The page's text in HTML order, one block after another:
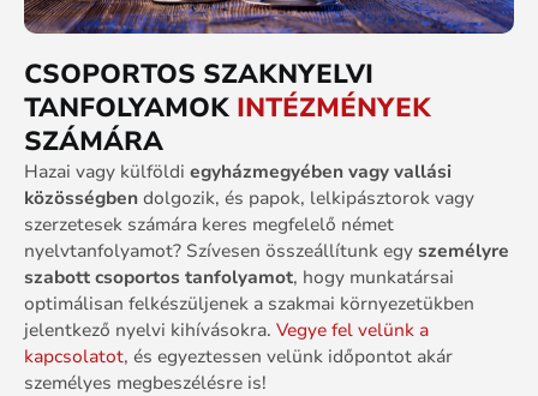
CSOPORTOS SZAKNYELVI
TANFOLYAMOK INTÉZMÉNYEK
SZÁMÁRA
Hazai vagy külföldi egyházmegyében vagy vallási
közösségben dolgozik, és papok, lelkipásztorok vagy
szerzetesek számára keres megfelelő német
nyelvtanfolyamot? Szívesen összeállítunk egy személyre
szabott csoportos tanfolyamot, hogy munkatársai
optimálisan felkészüljenek a szakmai környezetükben
jelentkező nyelvi kihívásokra. Vegye fel velünk a
kapcsolatot, és egyeztessen velünk időpontot akár
személyes megbeszélésre is!